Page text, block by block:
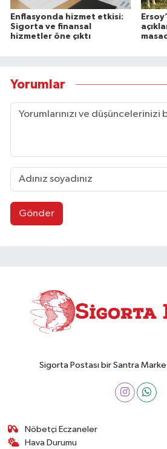
Enflasyonda hizmet etkisi:
Sigorta ve finansal
hizmetler öne çıktı
Yorumlar
Gönder
Sigorta Postası bir Santra
Nöbetçi Eczaneler
Hava Durumu